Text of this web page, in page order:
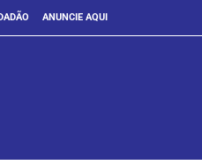
ANUNCIE AQUI